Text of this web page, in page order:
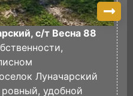
с/т Весна 88
Луначарский
удобной